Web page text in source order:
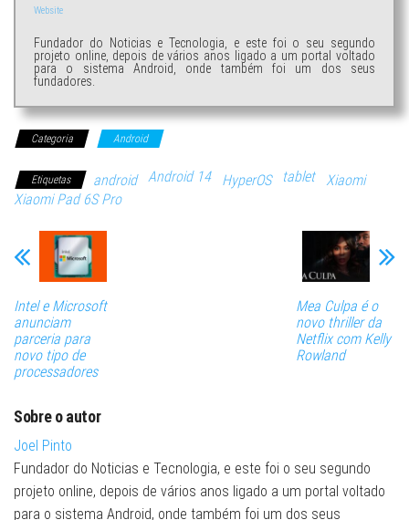
Website
Fundador do Noticias e Tecnologia, e este foi o seu segundo
projeto online, depois de vários anos ligado a um portal voltado
para o sistema Android, onde também foi um dos seus
fundadores.
Categoria Android
Etiquetas android Android 14 HyperOS tablet
Xiaomi
Xiaomi Pad 6S Pro
Intel e Microsoft
anunciam
parceria para
novo tipo de
processadores
Mea Culpa é o
novo thriller da
Netflix com Kelly
Rowland
Sobre o autor
Joel Pinto
Fundador do Noticias e Tecnologia, e este foi o seu segundo
projeto online, depois de vários anos ligado a um portal voltado
para o sistema Android, onde também foi um dos seus